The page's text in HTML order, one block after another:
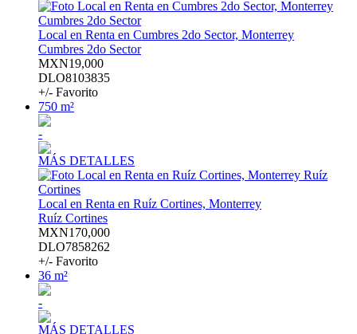
Local en Renta en Cumbres 2do Sector, Monterrey
Cumbres 2do Sector
MXN19,000
DLO8103835
+/- Favorito
750 m²
-
MÁS DETALLES
Local en Renta en Ruíz Cortines, Monterrey
Ruíz Cortines
MXN170,000
DLO7858262
+/- Favorito
36 m²
-
MÁS DETALLES